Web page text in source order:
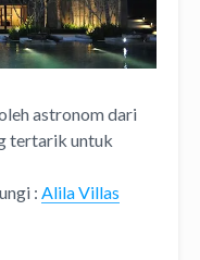
astronom dari
tertarik untuk
: Alila Villas